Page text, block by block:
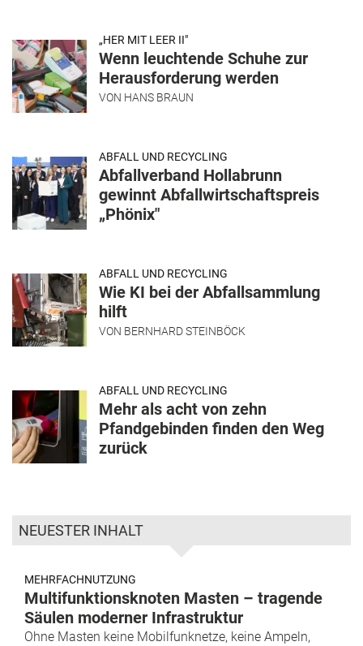
„HER MIT LEER II"
Wenn leuchtende Schuhe zur
Herausforderung werden
VON HANS BRAUN
ABFALL UND RECYCLING
Abfallverband Hollabrunn
gewinnt Abfallwirtschaftspreis
„Phönix"
ABFALL UND RECYCLING
Wie KI bei der Abfallsammlung
hilft
VON BERNHARD STEINBÖCK
ABFALL UND RECYCLING
Mehr als acht von zehn
Pfandgebinden finden den Weg
zurück
NEUESTER INHALT
MEHRFACHNUTZUNG
Multifunktionsknoten Masten – tragende
Säulen moderner Infrastruktur
Ohne Masten keine Mobilfunknetze, keine Ampeln,